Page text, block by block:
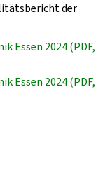
der
Essen 2024 (PDF,
Essen 2024 (PDF,